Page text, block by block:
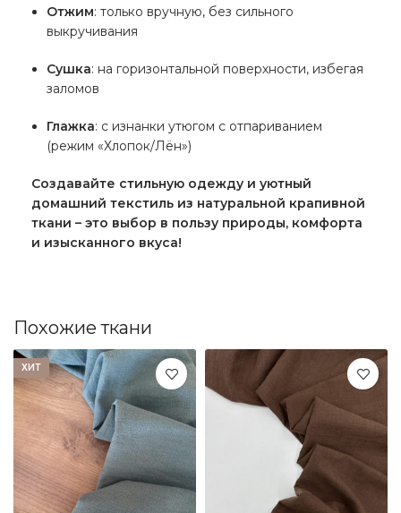
Отжим: только вручную, без сильного
выкручивания
Сушка: на горизонтальной поверхности, избегая
заломов
Глажка: с изнанки утюгом с отпариванием
(режим «Хлопок/Лён»)
Создавайте стильную одежду и уютный
домашний текстиль из натуральной крапивной
ткани – это выбор в пользу природы, комфорта
и изысканного вкуса!
Похожие ткани
ХИТ